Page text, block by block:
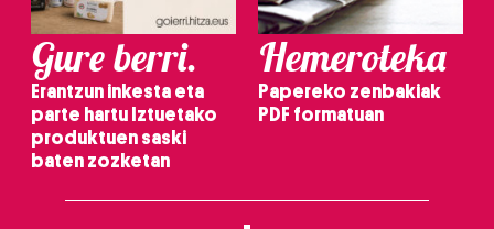
Gure berri.
Erantzun inkesta eta
parte hartu Iztuetako
produktuen saski
baten zozketan
Hemeroteka
Papereko zenbakiak
PDF formatuan